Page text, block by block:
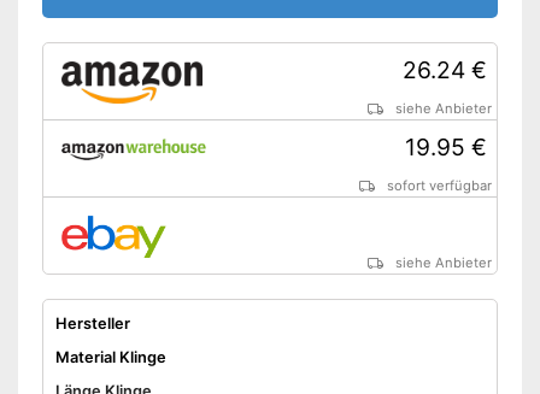
26.24 €
siehe Anbieter
19.95 €
sofort verfügbar
siehe Anbieter
Hersteller
Material Klinge